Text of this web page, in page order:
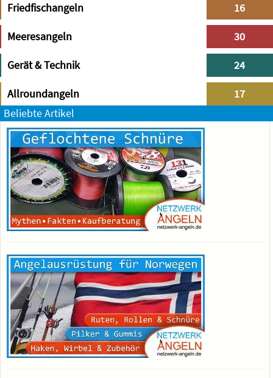
Friedfischangeln 16
Meeresangeln 30
Gerät & Technik 24
Allroundangeln
17
Beliebte Artikel